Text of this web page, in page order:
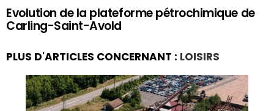
Evolution de la plateforme pétrochimique de
Carling-Saint-Avold
PLUS D'ARTICLES CONCERNANT : LOISIRS